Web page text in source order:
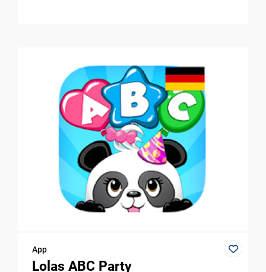
App
Lolas ABC Party